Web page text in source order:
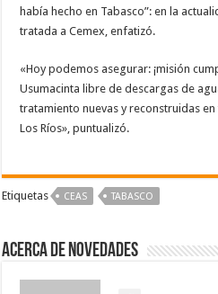
había hecho en Tabasco”: en la
tratada a Cemex, enfatizó.
«Hoy podemos asegurar: ¡misión
Usumacinta libre de descargas de
tratamiento nuevas y reconstruidas
Los Ríos», puntualizó.
Etiquetas CEAS TABASCO
Acerca de NOVEDADES